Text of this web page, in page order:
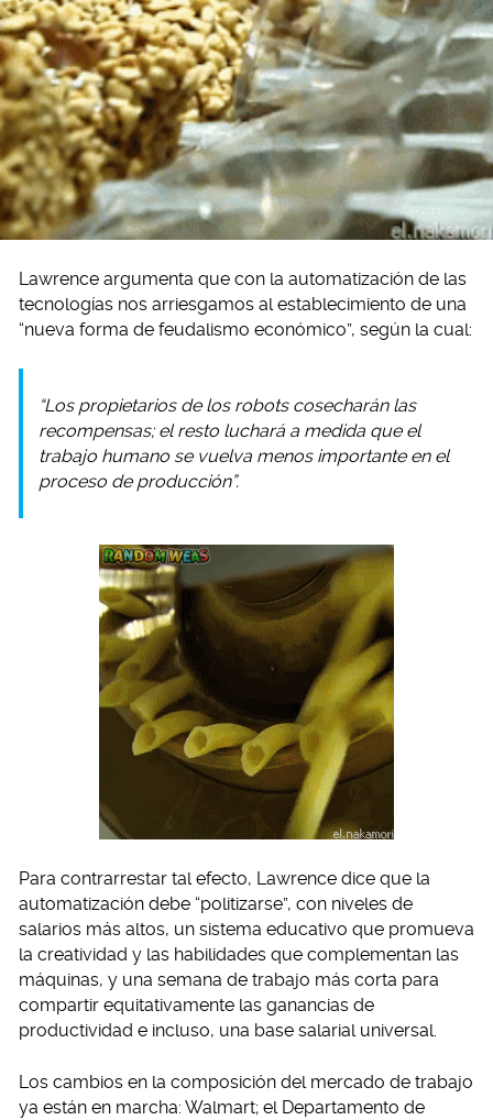
Lawrence argumenta que con la automatización de las
tecnologías nos arriesgamos al establecimiento de una
“nueva forma de feudalismo económico”, según la cual:
“Los propietarios de los robots cosecharán las
recompensas; el resto luchará a medida que el
trabajo humano se vuelva menos importante en el
proceso de producción”.
Para contrarrestar tal efecto, Lawrence dice que la
automatización debe “politizarse”, con niveles de
salarios más altos, un sistema educativo que promueva
la creatividad y las habilidades que complementan las
máquinas, y una semana de trabajo más corta para
compartir equitativamente las ganancias de
productividad e incluso, una base salarial universal.
Los cambios en la composición del mercado de trabajo
ya están en marcha: Walmart; el Departamento de